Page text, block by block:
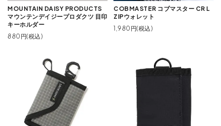
MOUNTAIN DAISY PRODUCTS
マウンテンデイジープロダクツ 目印
キーホルダー
880円(税込)
COBMASTER コブマスター CR L
ZIPウォレット
1,980円(税込)